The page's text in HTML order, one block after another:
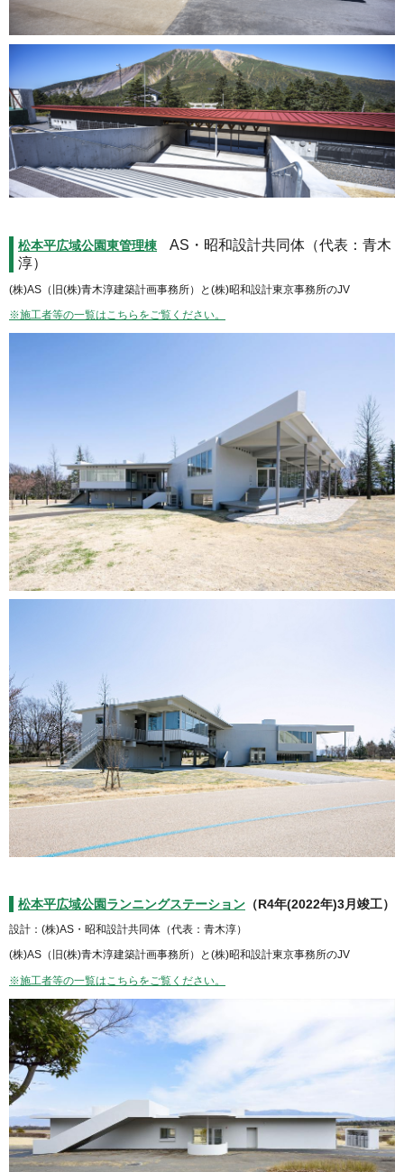
松本平広域公園東管理棟
AS・昭和設計共同体（代表：青木
淳）
(株)AS（旧(株)青木淳建築計画事務所）と(株)昭和設計東京事務所のJV
※施工者等の一覧はこちらをご覧ください。
松本平広域公園ランニングステーション （R4年(2022年)3月竣工）
設計：(株)AS・昭和設計共同体（代表：青木淳）
(株)AS（旧(株)青木淳建築計画事務所）と(株)昭和設計東京事務所のJV
※施工者等の一覧はこちらをご覧ください。